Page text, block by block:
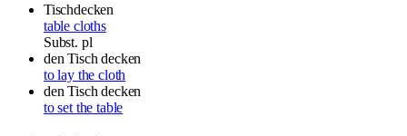
Tischdecken
table cloths
Subst. pl
den Tisch decken
to lay the cloth
den Tisch decken
to set the table